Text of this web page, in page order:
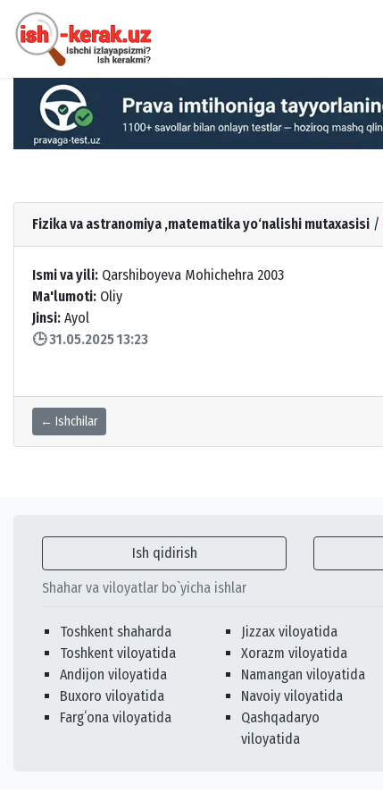
Fizika va astranomiya ,matematika yo‘nalishi mutaxasisi /
Ismi va yili: Qarshiboyeva Mohichehra 2003
Ma'lumoti: Oliy
Jinsi: Ayol
🕒 31.05.2025 13:23
← Ishchilar
Ish qidirish
Shahar va viloyatlar bo`yicha ishlar
Toshkent shaharda
Toshkent viloyatida
Andijon viloyatida
Buxoro viloyatida
Fargʻona viloyatida
Jizzax viloyatida
Xorazm viloyatida
Namangan viloyatida
Navoiy viloyatida
Qashqadaryo
viloyatida